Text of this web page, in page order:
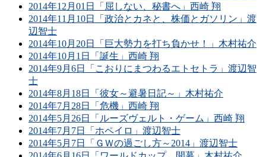
2014年12月01日「屈しない、秘書へ」西崎 翔
2014年11月10日「政治とカネと、株価とガソリン」渡
辺智士
2014年10月20日「巨大勢力を打ち負かせ！」木村祐介
2014年10月1日「誕生」西崎 翔
2014年9月6日「こおりにまつわるエトセトラ」渡辺智
士
2014年8月18日「彼女～避暑日記～」木村祐介
2014年7月28日「危機」西崎 翔
2014年5月26日「ルーズヴェルト・ゲーム」西崎 翔
2014年7月7日「ホペイロ」渡辺智士
2014年5月7日「ＧＷの過ごし方～2014」渡辺智士